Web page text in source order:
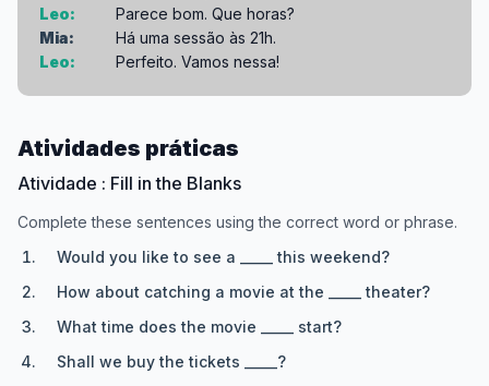
Leo:
Parece bom. Que horas?
Mia:
Há uma sessão às 21h.
Leo:
Perfeito. Vamos nessa!
Atividades práticas
Atividade : Fill in the Blanks
Complete these sentences using the correct word or phrase.
Would you like to see a _____ this weekend?
How about catching a movie at the _____ theater?
What time does the movie _____ start?
Shall we buy the tickets _____?